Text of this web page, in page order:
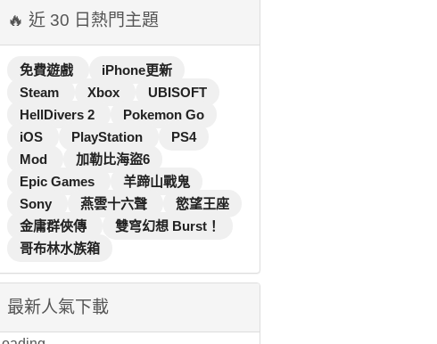
🔥 近 30 日熱門主題
免費遊戲
iPhone更新
Steam
Xbox
UBISOFT
HellDivers 2
Pokemon Go
iOS
PlayStation
PS4
Mod
加勒比海盜6
Epic Games
羊蹄山戰鬼
Sony
燕雲十六聲
慾望王座
金庸群俠傳
雙穹幻想 Burst！
哥布林水族箱
最新人氣下載